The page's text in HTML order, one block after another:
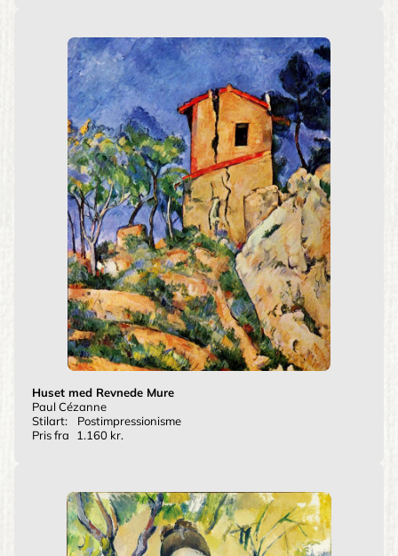
Huset med Revnede Mure
Paul Cézanne
Stilart:
Postimpressionisme
Pris fra
1.160 kr.